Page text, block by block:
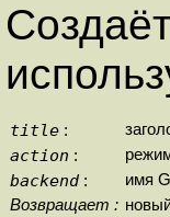
title :
action :
backend :
имя
Возвращает :